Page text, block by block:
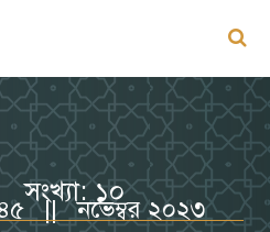
সংখ্যা: ১০
|| নভেম্বর ২০২৩